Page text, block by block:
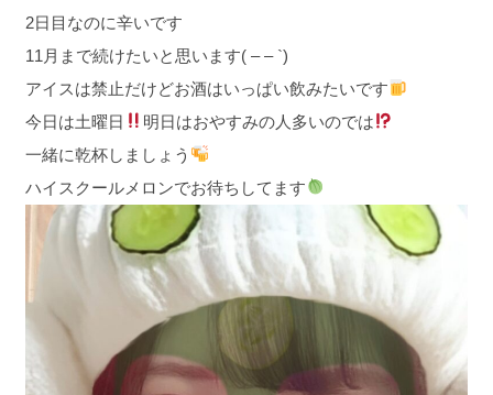
2日目なのに辛いです
11月まで続けたいと思います( – – `)
アイスは禁止だけどお酒はいっぱい飲みたいです
今日は土曜日
明日はおやすみの人多いのでは
一緒に乾杯しましょう
ハイスクールメロンでお待ちしてます